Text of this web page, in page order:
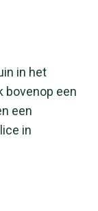
in het
bovenop een
een
in